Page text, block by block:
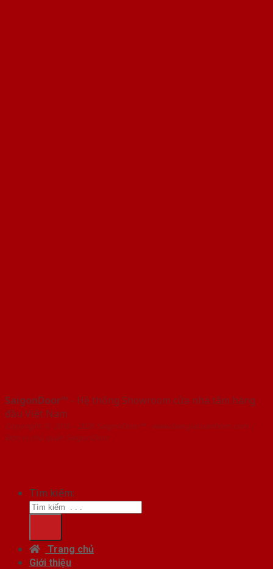
SaigonDoor™ - Hệ thống Showroom cửa nhà tắm hàng
đầu Việt Nam
Copyright ⓒ 2016 – 2026 SaigonDoor™ - www.baogiacuanhom.com |
Đơn vị chủ quản SaigonDoor
Tìm kiếm:
Trang chủ
Giới thiệu